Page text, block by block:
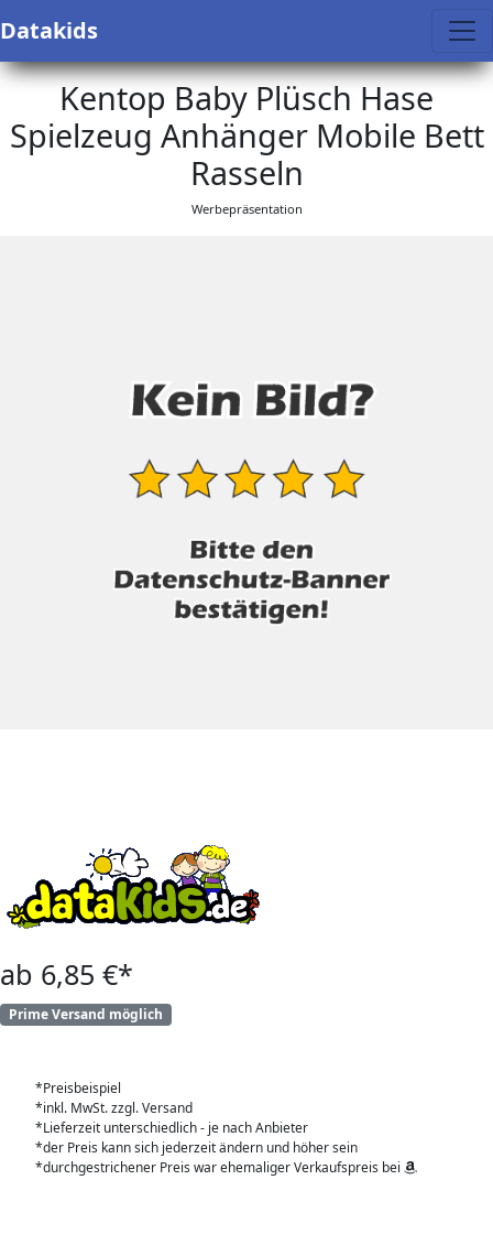
Datakids
Kentop Baby Plüsch Hase
Spielzeug Anhänger Mobile Bett
Rasseln
Werbepräsentation
ab 6,85 €*
Prime Versand möglich
*Preisbeispiel
*inkl. MwSt. zzgl. Versand
*Lieferzeit unterschiedlich - je nach Anbieter
*der Preis kann sich jederzeit ändern und höher sein
*durchgestrichener Preis war ehemaliger Verkaufspreis bei